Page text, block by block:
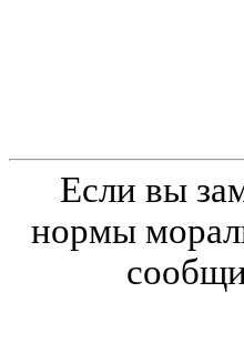
Если вы
нормы